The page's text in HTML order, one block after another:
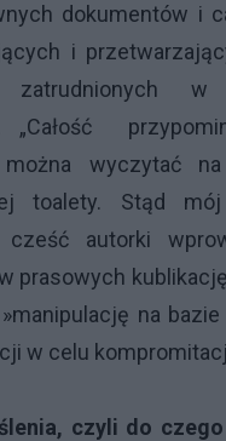
dokumentów i
i
zatrudnionych w
„Całość
wyczytać na
toalety. Stąd
autorki
prasowych
na
w celu
czyli do